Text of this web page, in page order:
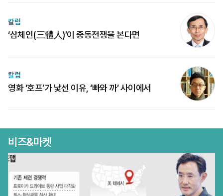
칼럼
‘삼체인(三體人)’이 중동전쟁을 본다면
칼럼
영화 ‘호프’가 낯선 이유, ‘빠와 까’ 사이에서
비즈&마켓